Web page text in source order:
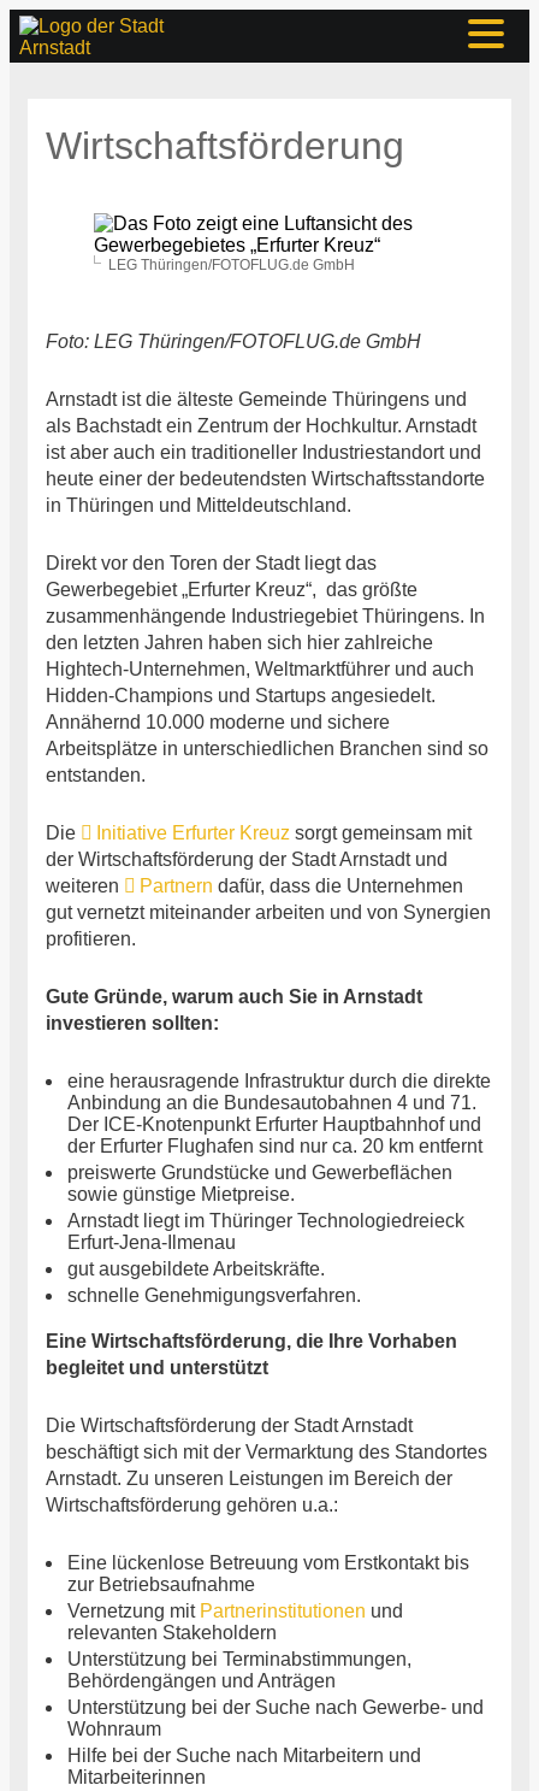
Wirtschaftsförderung
LEG Thüringen/FOTOFLUG.de GmbH
Foto: LEG Thüringen/FOTOFLUG.de GmbH
Arnstadt ist die älteste Gemeinde Thüringens und
als Bachstadt ein Zentrum der Hochkultur. Arnstadt
ist aber auch ein traditioneller Industriestandort und
heute einer der bedeutendsten Wirtschaftsstandorte
in Thüringen und Mitteldeutschland.
Direkt vor den Toren der Stadt liegt das
Gewerbegebiet „Erfurter Kreuz“, das größte
zusammenhängende Industriegebiet Thüringens. In
den letzten Jahren haben sich hier zahlreiche
Hightech-Unternehmen, Weltmarktführer und auch
Hidden-Champions und Startups angesiedelt.
Annähernd 10.000 moderne und sichere
Arbeitsplätze in unterschiedlichen Branchen sind so
entstanden.
Die Initiative Erfurter Kreuz sorgt gemeinsam mit
der Wirtschaftsförderung der Stadt Arnstadt und
weiteren
Partnern dafür, dass die Unternehmen
gut vernetzt miteinander arbeiten und von Synergien
profitieren.
Gute Gründe, warum auch Sie in Arnstadt
investieren sollten:
eine herausragende Infrastruktur durch die direkte
Anbindung an die Bundesautobahnen 4 und 71.
Der ICE-Knotenpunkt Erfurter Hauptbahnhof und
der Erfurter Flughafen sind nur ca. 20 km entfernt
preiswerte Grundstücke und Gewerbeflächen
sowie günstige Mietpreise.
Arnstadt liegt im Thüringer Technologiedreieck
Erfurt-Jena-Ilmenau
gut ausgebildete Arbeitskräfte.
schnelle Genehmigungsverfahren.
Eine Wirtschaftsförderung, die Ihre Vorhaben
begleitet und unterstützt
Die Wirtschaftsförderung der Stadt Arnstadt
beschäftigt sich mit der Vermarktung des Standortes
Arnstadt. Zu unseren Leistungen im Bereich der
Wirtschaftsförderung gehören u.a.:
Eine lückenlose Betreuung vom Erstkontakt bis
zur Betriebsaufnahme
Vernetzung mit Partnerinstitutionen und
relevanten Stakeholdern
Unterstützung bei Terminabstimmungen,
Behördengängen und Anträgen
Unterstützung bei der Suche nach Gewerbe- und
Wohnraum
Hilfe bei der Suche nach Mitarbeitern und
Mitarbeiterinnen